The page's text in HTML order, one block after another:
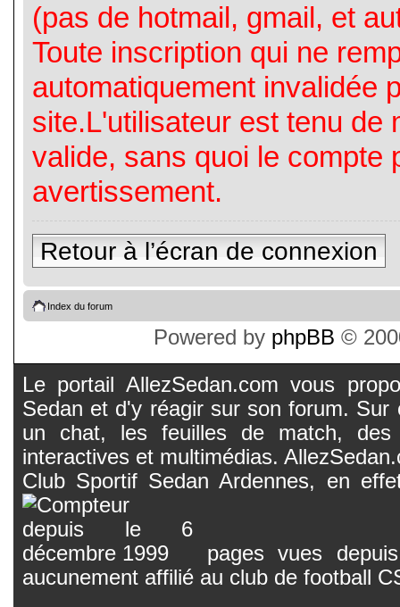
(pas de hotmail, gmail, et
Toute inscription qui ne
automatiquement invalidée
site.L'utilisateur est tenu de
valide, sans quoi le compte
avertissement.
Retour à l’écran de connexion
Index du forum
Powered by phpBB ©
Le portail AllezSedan.com vous
Sedan et d'y réagir sur son forum.
un chat, les feuilles de match, des
interactives et multimédias.
Club Sportif Sedan Ardennes, en
pages vues
aucunement affilié au club de football